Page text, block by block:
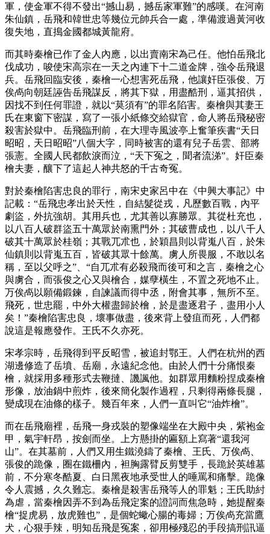
軍，使金軍不得不發出“撼山易，撼岳家軍難”的感嘆。在河南
朱仙鎮，岳飛和韓世忠等幾位元帥兵合一處，準備渡過黃河收
復失地，直搗金國都城黃龍府。
而其時秦檜已作了金人內應，以出賣南宋為己任。他怕岳飛北
伐成功，唆使宋高宗在一天之內連下十二道金牌，強令岳飛退
兵。岳飛回臨安後，秦檜一心想害死岳飛，他讓奸臣張俊、万
俟卨向朝廷誣告岳飛謀反，將其下獄，用盡酷刑，逼其招供，
因找不到任何罪證，就以“莫須有”的罪名陷害。秦檜與其妻王
氏在東窗下密謀，寫了一張小紙條交給獄官，命人將岳飛秘密
殺害於獄中。岳飛臨刑前，在大理寺風波亭上奮筆疾書“天日
昭昭，天日昭昭”八個大字，同時被害的還有兒子岳雲、部將
張憲。全國人民都飲淚而泣，“天下冤之，聞者流涕”。奸臣秦
檜夫妻，釀下了這起人神共怒的千古奇冤。
對於秦檜陷害忠良的罪行，南宋史家呂中在《中興大事記》中
記載：“岳飛忠孝出於天性，自結髮從戎，凡歷數百戰，內平
劇盜，外抗強胡。其用兵也，尤其善以寡勝眾。其從杜充也，
以八百人破群盜五十萬眾於南熏門外；其破曹成也，以八千人
破其十萬眾於桂嶺；其戰兀朮也，於穎昌則以背嵬八百，於朱
仙鎮則以背嵬五百，皆破其眾十餘萬。虜人所畏服，不敢以名
稱，至以父呼之”、“自兀朮有必殺飛而後可和之言，秦檜之心
與虜合，而張俊之心又與檜合，媒孽橫生，不置之死地不止。
万俟卨以願備鍛鍊，自諫議而得中丞，附會其事，無所不至。
飛死，世忠罷，中外大權盡歸於檜，於是盡逐君子，盡用小人
矣！”秦檜陷害忠良，壞事做盡，後來背上發疽而死，人們都
說這是報應發作。王氏不久亦死。
宋孝宗時，岳飛得到平反昭雪，被追封鄂王。人們在杭州的西
湖邊修造了岳墳、岳廟，永遠紀念他。由於人們十分痛恨秦
檜，就採用多種形式去鞭撻、譏諷他。如群眾用麵粉捏成秦檜
形像，放油鍋中煎炸，後來簡化製作過程，只剩得兩條長腿，
變成現在油條的樣子。幾百年來，人們一直叫它“油炸檜”。
而在岳飛廟裡，岳飛一身戎裝的塑像端坐在大殿中央，紫袍金
甲，氣宇軒昂，按劍而坐。上方懸掛的匾額上寫著“還我河
山”。在其墓前，人們又用生鐵澆鑄了秦檜、王氏、万俟卨、
張俊的跪像，圈在鐵柵內，袒胸露臂反剪雙手，長跪於英雄墓
前，不分寒冬酷夏、白日黑夜地承受世人的唾罵和痛擊。跪像
令人震撼，久久難忘。秦檜是殺害岳飛等人的罪魁；王氏助紂
為虐，當秦檜因弄不到為岳飛定案的證詞而焦急時，她提醒秦
檜“捉虎易，放虎難也”，是個蛇蠍心腸的毒婦；万俟卨充當鷹
犬，心狠手辣，明知岳飛是冤案，卻用極殘忍的手段搞刑訊逼